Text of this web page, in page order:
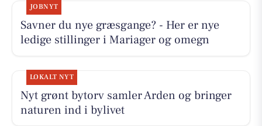
JOBNYT
Savner du nye græsgange? - Her er nye
ledige stillinger i Mariager og omegn
LOKALT NYT
Nyt grønt bytorv samler Arden og bringer
naturen ind i bylivet